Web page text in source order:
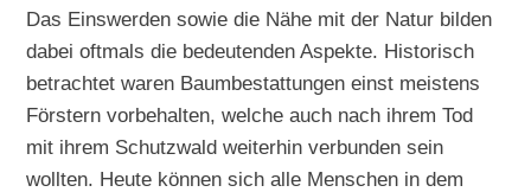
Das Einswerden sowie die Nähe mit der Natur bilden
dabei oftmals die bedeutenden Aspekte. Historisch
betrachtet waren Baumbestattungen einst meistens
Förstern vorbehalten, welche auch nach ihrem Tod
mit ihrem Schutzwald weiterhin verbunden sein
wollten. Heute können sich alle Menschen in dem